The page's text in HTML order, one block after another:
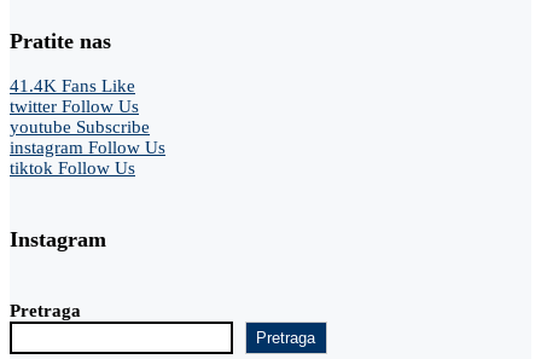
Pratite nas
41.4K Fans Like
twitter Follow Us
youtube Subscribe
instagram Follow Us
tiktok Follow Us
Instagram
Pretraga
Pretraga